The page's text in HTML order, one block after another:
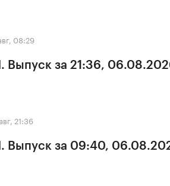
08:29
Выпуск за 21:36,
21:36
Выпуск за 09:40,